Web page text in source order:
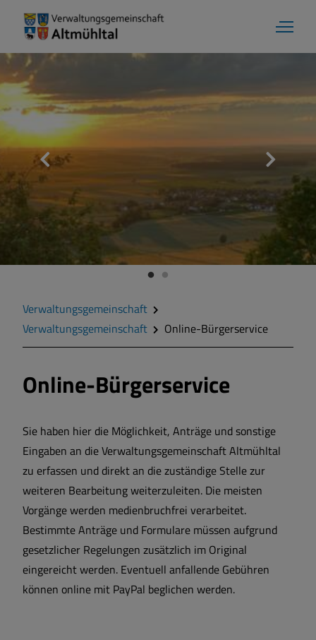
Aktuelles
Verwaltungsgemeinschaft
Gemeinde Alesheim
Markt Markt Berolzheim
Gemeinde Meinheim
Verwaltungsgemeinschaft
Verwaltungsgemeinschaft
Online-Bürgerservice
Online-Bürgerservice
Sie haben hier die Möglichkeit, Anträge und sonstige
Eingaben an die Verwaltungsgemeinschaft Altmühltal
zu erfassen und direkt an die zuständige Stelle zur
weiteren Bearbeitung weiterzuleiten. Die meisten
Vorgänge werden medienbruchfrei verarbeitet.
Bestimmte Anträge und Formulare müssen aufgrund
gesetzlicher Regelungen zusätzlich im Original
eingereicht werden. Eventuell anfallende Gebühren
können online mit PayPal beglichen werden.